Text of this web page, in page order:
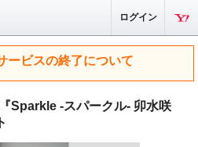
ログイン
ービスの終了について
Sparkle -スパークル- 卯水咲